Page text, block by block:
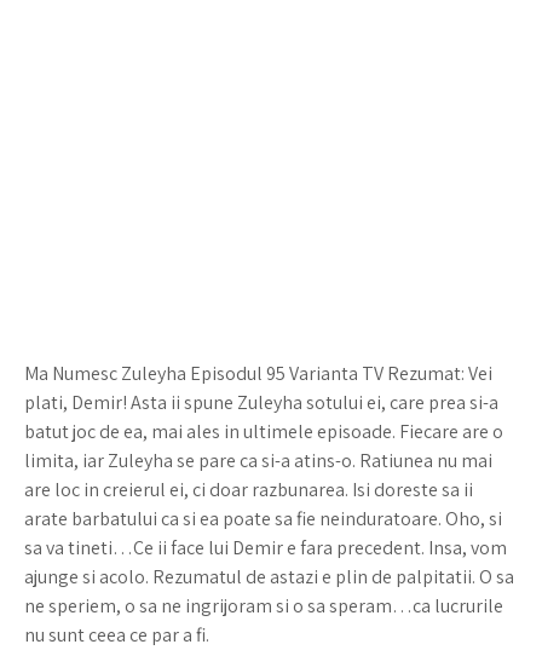
Ma Numesc Zuleyha Episodul 95 Varianta TV Rezumat: Vei
plati, Demir! Asta ii spune Zuleyha sotului ei, care prea si-a
batut joc de ea, mai ales in ultimele episoade. Fiecare are o
limita, iar Zuleyha se pare ca si-a atins-o. Ratiunea nu mai
are loc in creierul ei, ci doar razbunarea. Isi doreste sa ii
arate barbatului ca si ea poate sa fie neinduratoare. Oho, si
sa va tineti…Ce ii face lui Demir e fara precedent. Insa, vom
ajunge si acolo. Rezumatul de astazi e plin de palpitatii. O sa
ne speriem, o sa ne ingrijoram si o sa speram…ca lucrurile
nu sunt ceea ce par a fi.